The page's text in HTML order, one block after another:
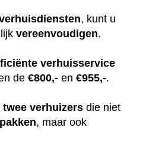
, kunt u
vereenvoudigen.
verhuisservice
de €800,- en €955,-.
twee verhuizers die niet
, maar ook